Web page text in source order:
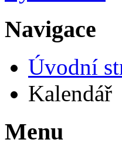
Navigace
Úvodní
Kalendář
Menu